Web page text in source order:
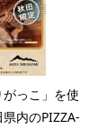
っこ」を使
内のPIZZA-